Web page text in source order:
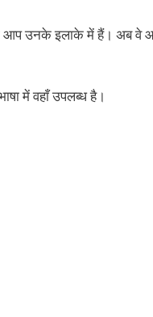
आप उनके इलाके में हैं। अब वे
में वहाँ उपलब्ध है।